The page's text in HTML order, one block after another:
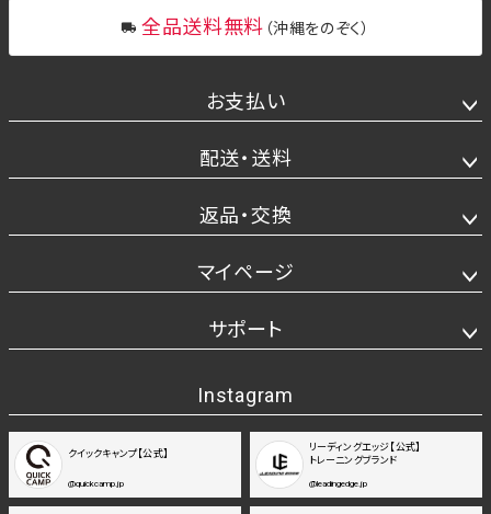
全品送料無料 （沖縄をのぞく）
お支払い
配送・送料
返品・交換
マイページ
サポート
Instagram
クイックキャンプ【公式】
@quickcamp.jp
リーディングエッジ【公式】
トレーニングブランド
@leadingedge.jp